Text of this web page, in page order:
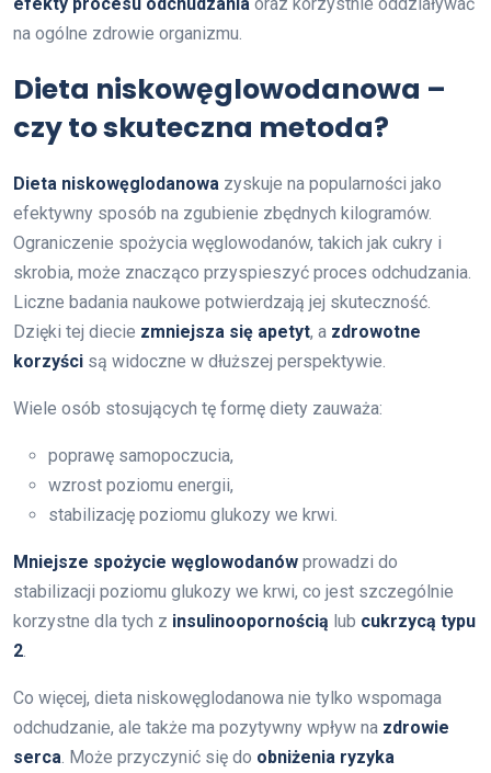
na ogólne zdrowie organizmu.
Dieta niskowęglowodanowa –
czy to skuteczna metoda?
Dieta niskowęglodanowa zyskuje na popularności jako
efektywny sposób na zgubienie zbędnych kilogramów.
Ograniczenie spożycia węglowodanów, takich jak cukry i
skrobia, może znacząco przyspieszyć proces odchudzania.
Liczne badania naukowe potwierdzają jej skuteczność.
Dzięki tej diecie zmniejsza się apetyt, a zdrowotne
korzyści są widoczne w dłuższej perspektywie.
Wiele osób stosujących tę formę diety zauważa:
poprawę samopoczucia,
wzrost poziomu energii,
stabilizację poziomu glukozy we krwi.
Mniejsze spożycie węglowodanów prowadzi do
stabilizacji poziomu glukozy we krwi, co jest szczególnie
korzystne dla tych z insulinoopornością lub cukrzycą typu
2.
Co więcej, dieta niskowęglodanowa nie tylko wspomaga
odchudzanie, ale także ma pozytywny wpływ na zdrowie
serca. Może przyczynić się do obniżenia ryzyka